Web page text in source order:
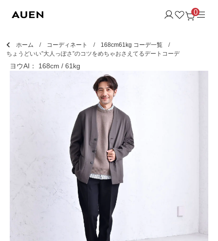
0
ホーム コーディネート
168cm61kg コーデ一覧
ちょうどいい”大人っぽさ”のコツをめちゃおさえてるデートコーデ
ヨウAI： 168cm / 61kg